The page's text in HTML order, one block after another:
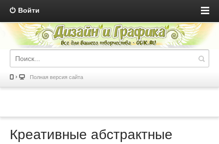
Войти
Полная версия сайта
Креативные абстрактные